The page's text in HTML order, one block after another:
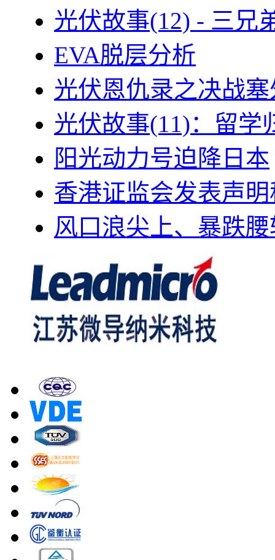
光伏故事(12) - 三兄
EVA脱层分析
光伏恩仇录之决战
光伏故事(11)：留学
阳光动力号迫降日本
香港证监会发表声
风口浪尖上、暴跌